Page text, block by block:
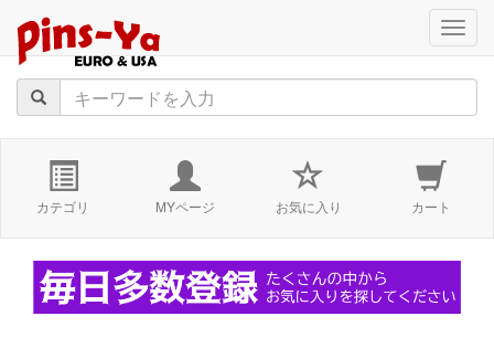
カテゴリ MYページ お気に入り カート